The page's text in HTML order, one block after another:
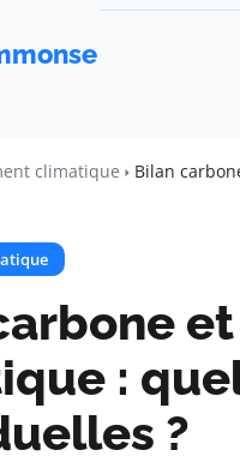
climatique Bilan
:
?